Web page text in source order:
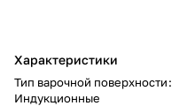
Характеристики
Тип варочной поверхности:
Индукционные